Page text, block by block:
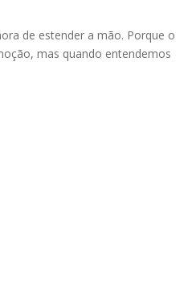
de estender a mão. Porque o
mas quando entendemos